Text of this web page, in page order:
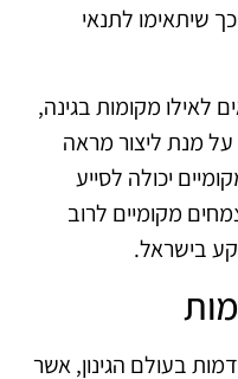
שיתאימו לתנאי
לאילו מקומות בגינה,
על מנת ליצור מראה
יכולה לסייע
מקומיים לרוב
בישראל.
בעולם הגינון, אשר